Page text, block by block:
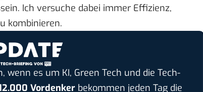
Ich versuche dabei immer Effizienz,
kombinieren.
es um KI, Green Tech und die Tech-
Vordenkerbekommen jeden Tag die